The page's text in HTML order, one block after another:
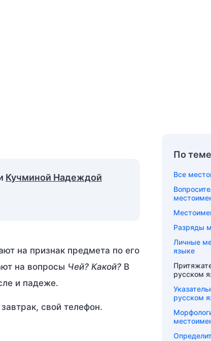
Кучминой Надеждой
на признак предмета по его
на вопросы Чей? Какой? В
и падеже.
свой телефон.
По теме
Все
Разряды
Личные
языке
русском
русском